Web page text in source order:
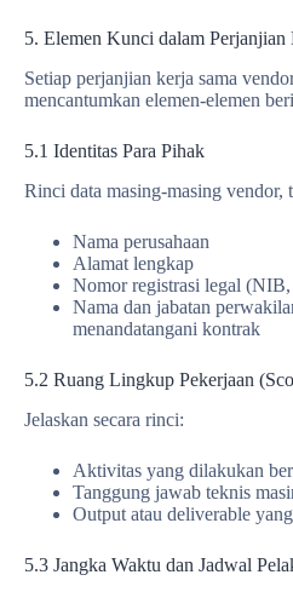
5. Elemen Kunci dalam Perjanjian
Setiap perjanjian kerja sama
mencantumkan elemen-elemen
5.1 Identitas Para Pihak
Rinci data masing-masing vendor,
Nama perusahaan
Alamat lengkap
Nomor registrasi legal
Nama dan jabatan
menandatangani kontrak
5.2 Ruang Lingkup Pekerjaan
Jelaskan secara rinci:
Aktivitas yang dilakukan
Tanggung jawab teknis
Output atau deliverable
5.3 Jangka Waktu dan Jadwal